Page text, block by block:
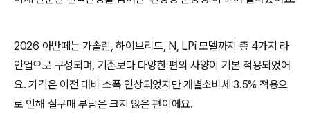
2026 아반떼는 가솔린, 하이브리드, N, LPi 모델까지 총 4가지 라
인업으로 구성되며, 기존보다 다양한 편의 사양이 기본 적용되었어
요. 가격은 이전 대비 소폭 인상되었지만 개별소비세 3.5% 적용으
로 인해 실구매 부담은 크지 않은 편이에요.